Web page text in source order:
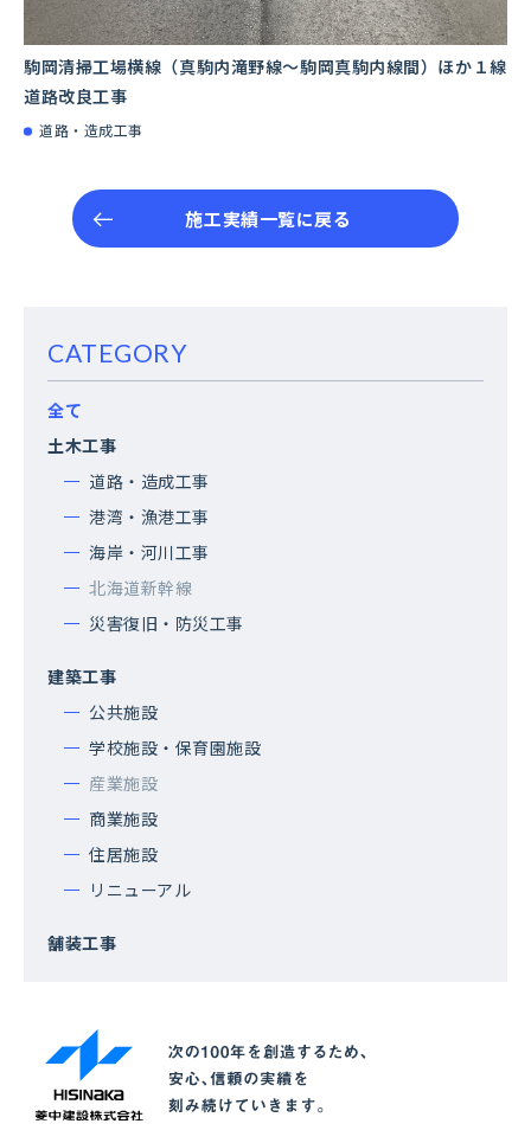
駒岡清掃工場横線（真駒内滝野線～駒岡真駒内線間）ほか１線
道路改良工事
道路・造成工事
施工実績一覧に戻る
CATEGORY
全て
土木工事
道路・造成工事
港湾・漁港工事
海岸・河川工事
北海道新幹線
災害復旧・防災工事
建築工事
公共施設
学校施設・保育園施設
産業施設
商業施設
住居施設
リニューアル
舗装工事